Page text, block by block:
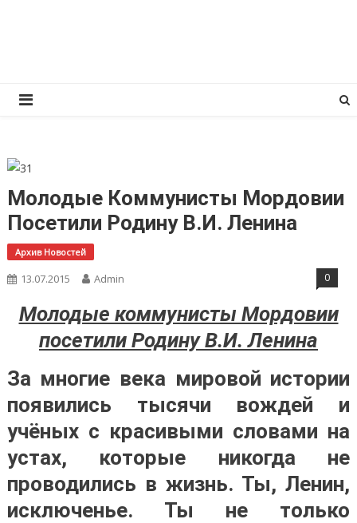
Молодые Коммунисты Мордовии
Посетили Родину В.И. Ленина
Архив Новостей
13.07.2015 Admin 0
Молодые коммунисты Мордовии
посетили Родину В.И. Ленина
За многие века мировой истории
появились тысячи вождей и
учёных с красивыми словами на
устах, которые никогда не
проводились в жизнь. Ты, Ленин,
исключенье. Ты не только